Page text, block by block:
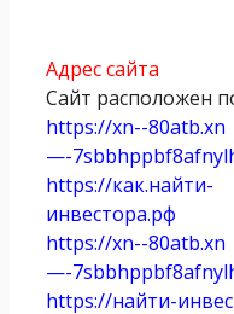
Адрес сайта
Сайт расположен
https://xn--80atb.xn
—-
https://как.найти-
инвестора.рф
https://xn--80atb.xn
—-
https://найти-